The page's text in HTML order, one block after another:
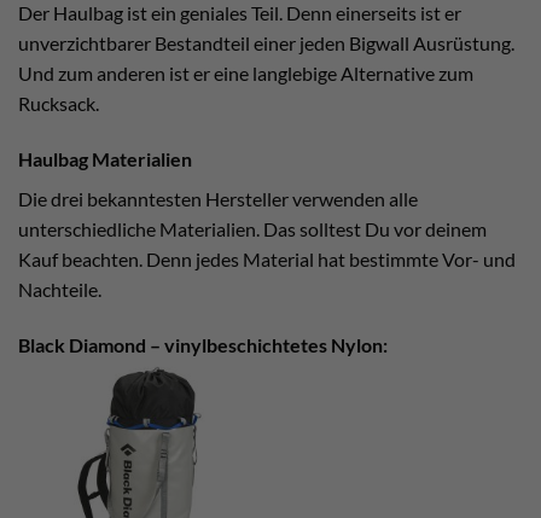
Der Haulbag ist ein geniales Teil. Denn einerseits ist er
unverzichtbarer Bestandteil einer jeden Bigwall Ausrüstung.
Und zum anderen ist er eine langlebige Alternative zum
Rucksack.
Haulbag Materialien
Die drei bekanntesten Hersteller verwenden alle
unterschiedliche Materialien. Das solltest Du vor deinem
Kauf beachten. Denn jedes Material hat bestimmte Vor- und
Nachteile.
Black Diamond – vinylbeschichtetes Nylon: